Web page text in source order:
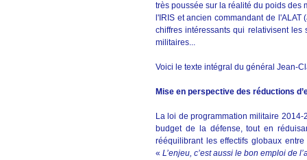
très poussée sur la réalité du poids des
l'IRIS et ancien commandant de
chiffres intéressants qui relativisent
militaires...
Voici le texte intégral du général Jean-
Mise en perspective des réductions
La loi de programmation militaire
budget de la défense, tout en
rééquilibrant les effectifs globaux
« L’enjeu, c’est aussi le bon emploi de